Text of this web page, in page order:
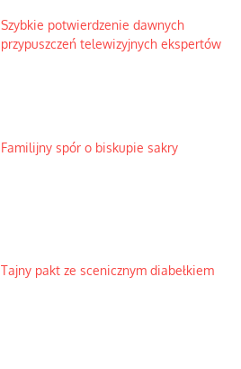
Szybkie potwierdzenie dawnych
przypuszczeń telewizyjnych ekspertów
Familijny spór o biskupie sakry
Tajny pakt ze scenicznym diabełkiem